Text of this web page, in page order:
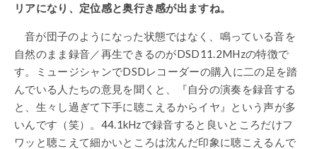
リアになり、定位感と奥行き感が出ますね。
音が団子のようになった状態ではなく、鳴っている音を
自然のまま録音／再生できるのがDSD11.2MHzの特徴で
す。ミュージシャンでDSDレコーダーの購入に二の足を踏
んでいる人たちの意見を聞くと、『自分の演奏を録音する
と、生々し過ぎて下手に聴こえるからイヤ』という声が多
いんです（笑）。44.1kHzで録音すると良いところだけフ
ワッと聴こえて細かいところは沈んだ印象に聴こえるんで